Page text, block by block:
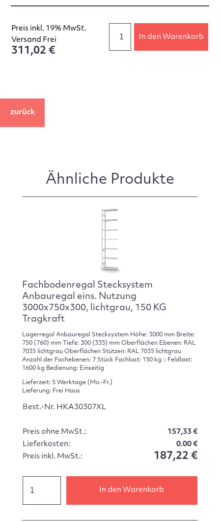
Preis inkl. 19% MwSt.
Versand Frei
311,02 €
In den Warenkorb
zurück
Ähnliche Produkte
Fachbodenregal Stecksystem
Anbauregal eins. Nutzung
3000x750x300, lichtgrau, 150 KG
Tragkraft
Lagerregal Anbauregal Stecksystem Höhe: 3000 mm Breite:
750 (760) mm Tiefe: 300 (335) mm Oberflächen Ebenen: RAL
7035 lichtgrau Oberflächen Stützen: RAL 7035 lichtgrau
Anzahl der Fachebenen: 7 Stück Fachlast: 150 kg :: Feldlast:
1600 kg Bedienung: Einseitig
Lieferzeit: 5 Werktage (Mo.-Fr.)
Lieferung: Frei Haus
Best.-Nr. HKA30307XL
Preis ohne MwSt.:
157,33 €
Lieferkosten:
0.00 €
Preis inkl. MwSt.:
187,22 €
In den Warenkorb